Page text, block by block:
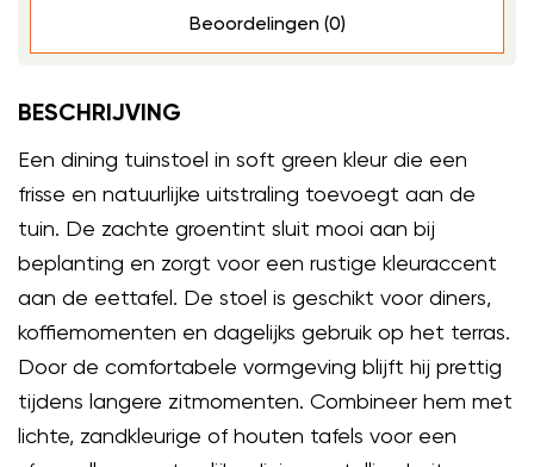
Beoordelingen (0)
BESCHRIJVING
Een dining tuinstoel in soft green kleur die een
frisse en natuurlijke uitstraling toevoegt aan de
tuin. De zachte groentint sluit mooi aan bij
beplanting en zorgt voor een rustige kleuraccent
aan de eettafel. De stoel is geschikt voor diners,
koffiemomenten en dagelijks gebruik op het terras.
Door de comfortabele vormgeving blijft hij prettig
tijdens langere zitmomenten. Combineer hem met
lichte, zandkleurige of houten tafels voor een